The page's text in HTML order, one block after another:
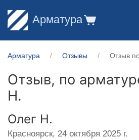
Арматура
Арматура Отзывы Отзыв
Отзыв, по
Н.
Олег Н.
Красноярск, 24 октября 2025 г.